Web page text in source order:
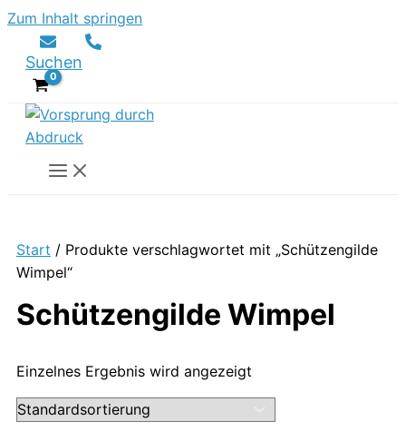
Zum Inhalt springen
Suchen
Start / Produkte verschlagwortet mit „Schützengilde
Wimpel“
Schützengilde Wimpel
Einzelnes Ergebnis wird angezeigt